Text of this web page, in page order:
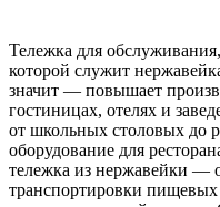
Тележка для
которой служит
значит — повышает
гостиницах, отелях и
от школьных столовых до
оборудование для
тележка из нержавейки —
транспортировки пищевых